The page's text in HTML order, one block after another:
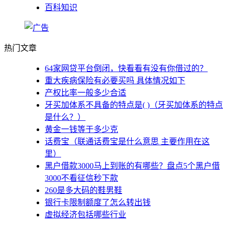
百科知识
热门文章
64家网贷平台倒闭，快看看有没有你借过的？
重大疾病保险有必要买吗 具体情况如下
产权比率一般多少合适
牙买加体系不具备的特点是( )（牙买加体系的特点
是什么？）
黄金一钱等于多少克
话费宝（联通话费宝是什么意思 主要作用在这
里）
黑户借款3000马上到账的有哪些？盘点5个黑户借
3000不看征信秒下款
260是多大码的鞋男鞋
银行卡限制额度了怎么转出钱
虚拟经济包括哪些行业